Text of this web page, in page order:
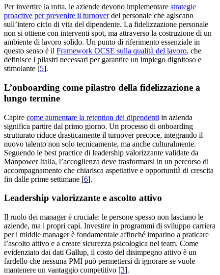
Per invertire la rotta, le aziende devono implementare strategie
proactive per prevenire il turnoverdel personale che agiscano
sull’intero ciclo di vita del dipendente. La fidelizzazione personale
non si ottiene con interventi spot, ma attraverso la costruzione di un
ambiente di lavoro solido. Un punto di riferimento essenziale in
questo senso è il Framework OCSE sulla qualità del lavoro, che
definisce i pilastri necessari per garantire un impiego dignitoso e
stimolante [5].
L’onboarding come pilastro della fidelizzazione a
lungo termine
Capire come aumentare la retention dei dipendenti in azienda
significa partire dal primo giorno. Un processo di onboarding
strutturato riduce drasticamente il turnover precoce, integrando il
nuovo talento non solo tecnicamente, ma anche culturalmente.
Seguendo le best practice di leadership valorizzante validate da
Manpower Italia, l’accoglienza deve trasformarsi in un percorso di
accompagnamento che chiarisca aspettative e opportunità di crescita
fin dalle prime settimane [6].
Leadership valorizzante e ascolto attivo
Il ruolo dei manager è cruciale: le persone spesso non lasciano le
aziende, ma i propri capi. Investire in programmi di sviluppo carriera
per i middle manager è fondamentale affinché imparino a praticare
l’ascolto attivo e a creare sicurezza psicologica nel team. Come
evidenziato dai dati Gallup, il costo del disimpegno attivo è un
fardello che nessuna PMI può permettersi di ignorare se vuole
mantenere un vantaggio competitivo [3].